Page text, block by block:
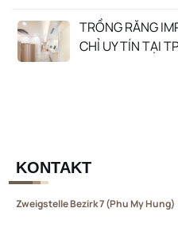
TRỒNG RĂNG
CHỈ UY TÍN TẠI
KONTAKT
Zweigstelle Bezirk 7 (Phu My Hung)